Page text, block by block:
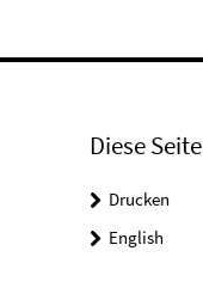
Diese Seite
Drucken
English